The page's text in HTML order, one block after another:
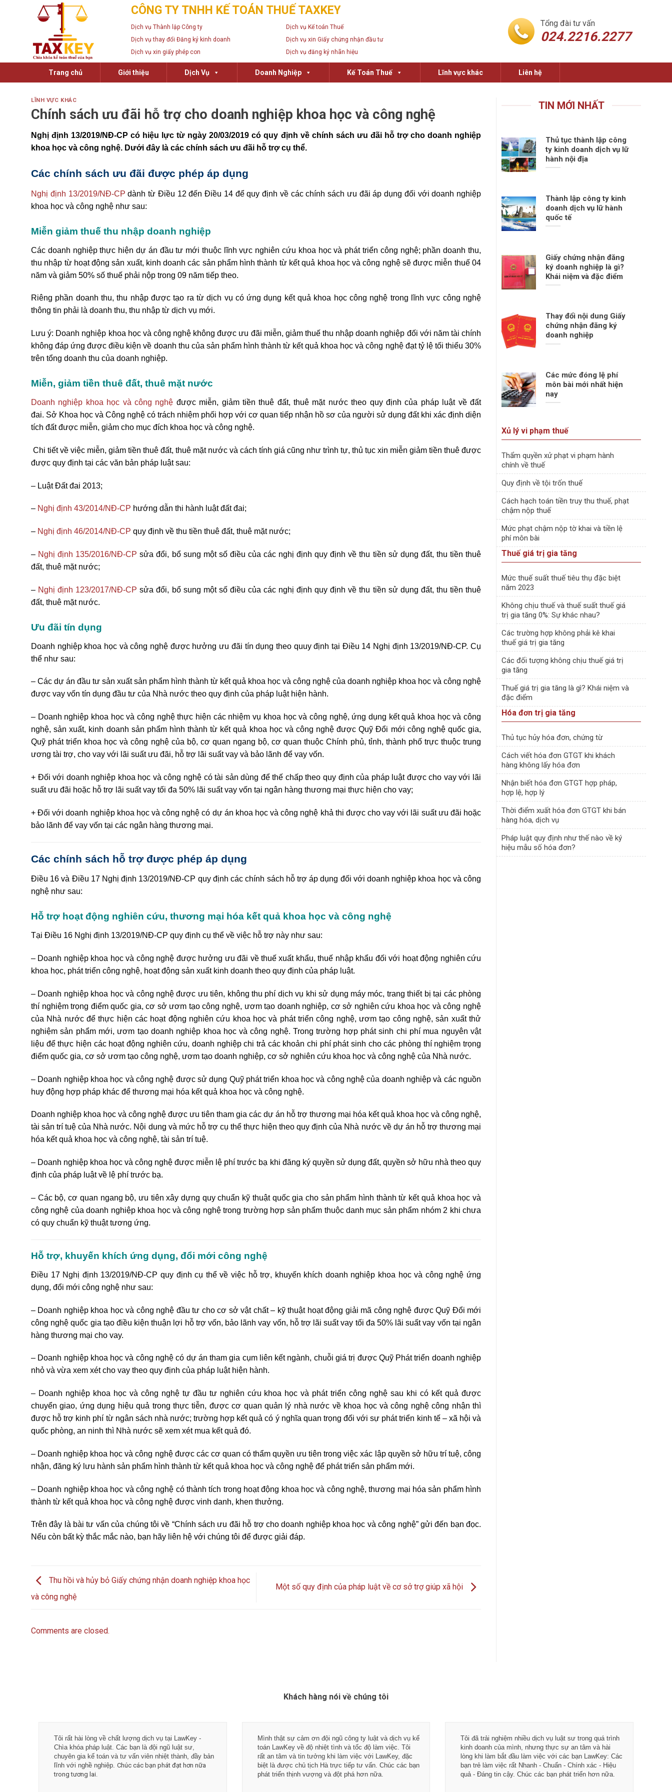
CÔNG TY TNHH KẾ TOÁN THUẾ TAXKEY
Dịch vụ Thành lập Công ty
Dịch vụ Kế toán Thuế
Dịch vụ thay đổi Đăng ký kinh doanh
Dịch vụ xin Giấy chứng nhận đầu tư
Dịch vụ xin giấy phép con
Dịch vụ đăng ký nhãn hiệu
Tổng đài tư vấn
024.2216.2277
Trang chủ Giới thiệu Dịch Vụ Doanh Nghiệp Kế Toán Thuế Lĩnh vực khác Liên hệ
LĨNH VỰC KHÁC
Chính sách ưu đãi hỗ trợ cho doanh nghiệp khoa học và công nghệ
Nghị định 13/2019/NĐ-CP có hiệu lực từ ngày 20/03/2019 có quy định về chính sách ưu đãi hỗ trợ cho doanh nghiệp
khoa học và công nghệ. Dưới đây là các chính sách ưu đãi hỗ trợ cụ thể.
Các chính sách ưu đãi được phép áp dụng
Nghị định 13/2019/NĐ-CP dành từ Điều 12 đến Điều 14 để quy định về các chính sách ưu đãi áp dụng đối với doanh nghiệp
khoa học và công nghệ như sau:
Miễn giảm thuế thu nhập doanh nghiệp
Các doanh nghiệp thực hiện dự án đầu tư mới thuộc lĩnh vực nghiên cứu khoa học và phát triển công nghệ; phần doanh thu,
thu nhập từ hoạt động sản xuất, kinh doanh các sản phẩm hình thành từ kết quả khoa học và công nghệ sẽ được miễn thuế 04
năm và giảm 50% số thuế phải nộp trong 09 năm tiếp theo.
Riêng phần doanh thu, thu nhập được tạo ra từ dịch vụ có ứng dụng kết quả khoa học công nghệ trong lĩnh vực công nghệ
thông tin phải là doanh thu, thu nhập từ dịch vụ mới.
Lưu ý: Doanh nghiệp khoa học và công nghệ không được ưu đãi miễn, giảm thuế thu nhập doanh nghiệp đối với năm tài chính
không đáp ứng được điều kiện về doanh thu của sản phẩm hình thành từ kết quả khoa học và công nghệ đạt tỷ lệ tối thiểu 30%
trên tổng doanh thu của doanh nghiệp.
Miễn, giảm tiền thuê đất, thuê mặt nước
Doanh nghiệp khoa học và công nghệ được miễn, giảm tiền thuê đất, thuê mặt nước theo quy định của pháp luật về đất
đai. Sở Khoa học và Công nghệ có trách nhiệm phối hợp với cơ quan tiếp nhận hồ sơ của người sử dụng đất khi xác định diện
tích đất được miễn, giảm cho mục đích khoa học và công nghệ.
Chi tiết về việc miễn, giảm tiền thuê đất, thuê mặt nước và cách tính giá cũng như trình tự, thủ tục xin miễn giảm tiền thuê được
được quy định tại các văn bản pháp luật sau:
– Luật Đất đai 2013;
– Nghị định 43/2014/NĐ-CP hướng dẫn thi hành luật đất đai;
– Nghị định 46/2014/NĐ-CP quy định về thu tiền thuê đất, thuê mặt nước;
– Nghị định 135/2016/NĐ-CP sửa đổi, bổ sung một số điều của các nghị định quy định về thu tiền sử dụng đất, thu tiền thuê
đất, thuê mặt nước;
– Nghị định 123/2017/NĐ-CP sửa đổi, bổ sung một số điều của các nghị định quy định về thu tiền sử dụng đất, thu tiền thuê
đất, thuê mặt nước.
Ưu đãi tín dụng
Doanh nghiệp khoa học và công nghệ được hưởng ưu đãi tín dụng theo quuy định tại Điều 14 Nghị định 13/2019/NĐ-CP. Cụ
thể như sau:
– Các dự án đầu tư sản xuất sản phẩm hình thành từ kết quả khoa học và công nghệ của doanh nghiệp khoa học và công nghệ
được vay vốn tín dụng đầu tư của Nhà nước theo quy định của pháp luật hiện hành.
– Doanh nghiệp khoa học và công nghệ thực hiện các nhiệm vụ khoa học và công nghệ, ứng dụng kết quả khoa học và công
nghệ, sản xuất, kinh doanh sản phẩm hình thành từ kết quả khoa học và công nghệ được Quỹ Đổi mới công nghệ quốc gia,
Quỹ phát triển khoa học và công nghệ của bộ, cơ quan ngang bộ, cơ quan thuộc Chính phủ, tỉnh, thành phố trực thuộc trung
ương tài trợ, cho vay với lãi suất ưu đãi, hỗ trợ lãi suất vay và bảo lãnh để vay vốn.
+ Đối với doanh nghiệp khoa học và công nghệ có tài sản dùng đểthế chấp theo quy định của pháp luật đượccho vay với lãi
suất ưu đãi hoặc hỗ trợ lãi suất vay tối đa 50% lãi suất vay vốn tại ngân hàng thương mại thực hiện cho vay;
+ Đối với doanh nghiệp khoa học và công nghệ có dự án khoa học và công nghệ khả thi được cho vay với lãi suất ưu đãi hoặc
bảo lãnh để vay vốn tại các ngân hàng thương mại.
Các chính sách hỗ trợ được phép áp dụng
Điều 16 và Điều 17 Nghị định 13/2019/NĐ-CP quy định các chính sách hỗ trợ áp dụng đối với doanh nghiệp khoa học và công
nghệ như sau:
Hỗ trợ hoạt động nghiên cứu, thương mại hóa kết quả khoa học và công nghệ
Tại Điều 16 Nghị định 13/2019/NĐ-CP quy định cụ thể về việc hỗ trợ này như sau:
– Doanh nghiệp khoa học và công nghệ được hưởng ưu đãi về thuế xuất khẩu, thuế nhập khẩu đối với hoạt động nghiên cứu
khoa học, phát triển công nghệ, hoạt động sản xuất kinh doanh theo quy định của pháp luật.
– Doanh nghiệp khoa học và công nghệ được ưu tiên, không thu phí dịch vụ khi sử dụng máy móc, trang thiết bị tại các phòng
thí nghiệm trọng điểm quốc gia, cơ sở ươm tạo công nghệ, ươm tạo doanh nghiệp, cơ sở nghiên cứu khoa học và công nghệ
của Nhà nước để thực hiện các hoạt động nghiên cứu khoa học và phát triển công nghệ, ươm tạo công nghệ, sản xuất thử
nghiệm sản phẩm mới, ươm tạo doanh nghiệp khoa học và công nghệ. Trong trường hợp phát sinh chi phí mua nguyên vật
liệu để thực hiện các hoạt động nghiên cứu, doanh nghiệp chi trả các khoản chi phí phát sinh cho các phòng thí nghiệm trọng
điểm quốc gia, cơ sở ươm tạo công nghệ, ươm tạo doanh nghiệp, cơ sở nghiên cứu khoa học và công nghệ của Nhà nước.
– Doanh nghiệp khoa học và công nghệ được sử dụng Quỹ phát triển khoa học và công nghệ của doanh nghiệp và các nguồn
huy động hợp pháp khác để thương mại hóa kết quả khoa học và công nghệ.
Doanh nghiệp khoa học và công nghệ được ưu tiên tham gia các dự án hỗ trợ thương mại hóa kết quả khoa học và công nghệ,
tài sản trí tuệ của Nhà nước. Nội dung và mức hỗ trợ cụ thể thực hiện theo quy định của Nhà nước về dự án hỗ trợ thương mại
hóa kết quả khoa học và công nghệ, tài sản trí tuệ.
– Doanh nghiệp khoa học và công nghệ được miễn lệ phí trước bạ khi đăng ký quyền sử dụng đất, quyền sở hữu nhà theo quy
định của pháp luật về lệ phí trước bạ.
– Các bộ, cơ quan ngang bộ, ưu tiên xây dựng quy chuẩn kỹ thuật quốc gia cho sản phẩm hình thành từ kết quả khoa học và
công nghệ của doanh nghiệp khoa học và công nghệ trong trường hợp sản phẩm thuộc danh mục sản phẩm nhóm 2 khi chưa
có quy chuẩn kỹ thuật tương ứng.
Hỗ trợ, khuyến khích ứng dụng, đổi mới công nghệ
Điều 17 Nghị định 13/2019/NĐ-CP quy định cụ thể về việc hỗ trợ, khuyến khích doanh nghiệp khoa học và công nghệ ứng
dụng, đổi mới công nghệ như sau:
– Doanh nghiệp khoa học và công nghệ đầu tư cho cơ sở vật chất – kỹ thuật hoạt động giải mã công nghệ được Quỹ Đổi mới
công nghệ quốc gia tạo điều kiện thuận lợi hỗ trợ vốn, bảo lãnh vay vốn, hỗ trợ lãi suất vay tối đa 50% lãi suất vay vốn tại ngân
hàng thương mại cho vay.
– Doanh nghiệp khoa học và công nghệ có dự án tham gia cụm liên kết ngành, chuỗi giá trị được Quỹ Phát triển doanh nghiệp
nhỏ và vừa xem xét cho vay theo quy định của pháp luật hiện hành.
– Doanh nghiệp khoa học và công nghệ tự đầu tư nghiên cứu khoa học và phát triển công nghệ sau khi có kết quả được
chuyển giao, ứng dụng hiệu quả trong thực tiễn, được cơ quan quản lý nhà nước về khoa học và công nghệ công nhận thì
được hỗ trợ kinh phí từ ngân sách nhà nước; trường hợp kết quả có ý nghĩa quan trọng đối với sự pháttriển kinh tế – xã hội và
quốc phòng, an ninh thì Nhà nước sẽ xem xét mua kết quả đó.
– Doanh nghiệp khoa học và công nghệ được các cơ quan có thẩm quyền ưu tiên trong việc xác lập quyền sở hữu trí tuệ, công
nhận, đăng ký lưu hành sản phẩm hình thành từ kết quả khoa học và công nghệ để phát triển sản phẩm mới.
– Doanh nghiệp khoa học và công nghệ có thành tích trong hoạt động khoa học và công nghệ, thương mại hóa sản phẩm hình
thành từ kết quả khoa học và công nghệ được vinh danh, khen thưởng.
Trên đây là bài tư vấn của chúng tôi về “Chính sách ưu đãi hỗ trợ cho doanh nghiệp khoa học và công nghệ” gửi đến bạn đọc.
Nếu còn bất kỳ thắc mắc nào, bạn hãy liên hệ với chúng tôi để được giải đáp.
Thu hồi và hủy bỏ Giấy chứng nhận doanh nghiệp khoa học
và công nghệ
Một số quy định của pháp luật về cơ sở trợ giúp xã hội
Comments are closed.
TIN MỚI NHẤT
Thủ tục thành lập công
ty kinh doanh dịch vụ lữ
hành nội địa
Thành lập công ty kinh
doanh dịch vụ lữ hành
quốc tế
Giấy chứng nhận đăng
ký doanh nghiệp là gì?
Khái niệm và đặc điểm
Thay đổi nội dung Giấy
chứng nhận đăng ký
doanh nghiệp
Các mức đóng lệ phí
môn bài mới nhất hiện
nay
Xủ lý vi phạm thuế
Thẩm quyền xử phạt vi phạm hành
chính về thuế
Quy định về tội trốn thuế
Cách hạch toán tiền truy thu thuế, phạt
chậm nộp thuế
Mức phạt chậm nộp tờ khai và tiền lệ
phí môn bài
Thuế giá trị gia tăng
Mức thuế suất thuế tiêu thụ đặc biệt
năm 2023
Không chịu thuế và thuế suất thuế giá
trị gia tăng 0%: Sự khác nhau?
Các trường hợp không phải kê khai
thuế giá trị gia tăng
Các đối tượng không chịu thuế giá trị
gia tăng
Thuế giá trị gia tăng là gì? Khái niệm và
đặc điểm
Hóa đơn trị gia tăng
Thủ tục hủy hóa đơn, chứng từ
Cách viết hóa đơn GTGT khi khách
hàng không lấy hóa đơn
Nhận biết hóa đơn GTGT hợp pháp,
hợp lệ, hợp lý
Thời điểm xuất hóa đơn GTGT khi bán
hàng hóa, dịch vụ
Pháp luật quy định như thế nào về ký
hiệu mẫu số hóa đơn?
Khách hàng nói về chúng tôi
Tôi rất hài lòng về chất lượng dịch vụ tại LawKey -
Chìa khóa pháp luật. Các bạn là đội ngũ luật sư,
chuyên gia kế toán và tư vấn viên nhiệt thành, đầy bản
lĩnh với nghề nghiệp.Chúc các bạn phát đạt hơn nữa
trong tương lai.
Mình thật sự cảm ơn đội ngũ công ty luật và dịch vụ kế
toán LawKey về độ nhiệt tình và tốc độ làm việc. Tôi
rất an tâm và tin tưởng khi làm việc với LawKey, đặc
biệt là được chủ tịch Hà trực tiếp tư vấn. Chúc các bạn
phát triển thịnh vượng và đột phá hơn nữa.
Tôi đã trải nghiệm nhiều dịch vụ luật sư trong quá trình
kinh doanh của mình, nhưng thực sự an tâm và hài
lòng khi làm bắt đầu làm việc với các bạn LawKey: Các
bạn trẻ làm việc rất Nhanh - Chuẩn - Chính xác - Hiệu
quả - Đáng tin cậy. Chúc các bạn phát triển hơn nữa.